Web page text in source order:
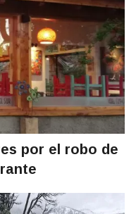
por el robo de